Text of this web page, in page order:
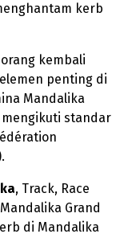
kerb
kembali
penting di
Mandalika
standar
, Track, Race
Grand
di Mandalika